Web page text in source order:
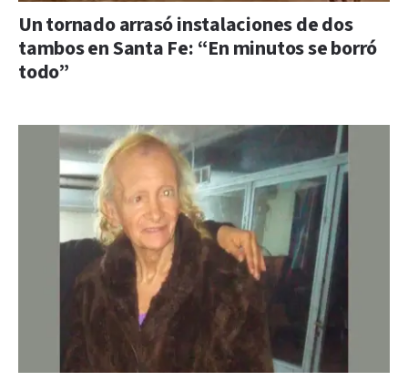
Un tornado arrasó instalaciones de dos
tambos en Santa Fe: “En minutos se borró
todo”